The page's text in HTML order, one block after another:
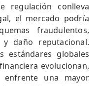
conlleva
el mercado podría
fraudulentos,
daño reputacional.
estándares globales
evolucionan,
enfrente una mayor